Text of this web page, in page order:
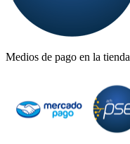
Medios de pago en la tienda